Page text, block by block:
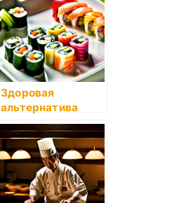
Здоровая
альтернатива
суши: какие
продукты
подходят для
приготовления
роллов без сыра и
риса?